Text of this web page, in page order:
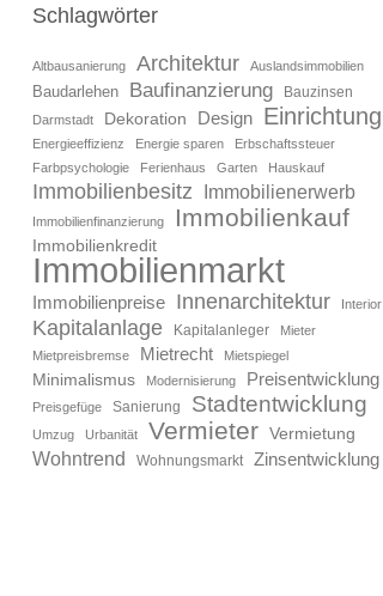
Schlagwörter
Altbausanierung Architektur Auslandsimmobilien
Baudarlehen Baufinanzierung Bauzinsen
Darmstadt Dekoration Design Einrichtung
Energieeffizienz Energie sparen
Erbschaftssteuer
Farbpsychologie
Ferienhaus Garten Hauskauf
Immobilienbesitz Immobilienerwerb
Immobilienfinanzierung Immobilienkauf
Immobilienkredit
Immobilienmarkt
Immobilienpreise Innenarchitektur Interior
Kapitalanlage Kapitalanleger
Mieter
Mietpreisbremse
Mietrecht Mietspiegel
Minimalismus Modernisierung Preisentwicklung
Preisgefüge Sanierung Stadtentwicklung
Umzug Urbanität Vermieter Vermietung
Wohntrend Wohnungsmarkt Zinsentwicklung